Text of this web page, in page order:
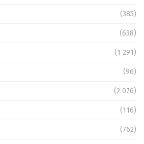
(385)
(638)
(1 291)
(96)
(2 076)
(116)
(762)